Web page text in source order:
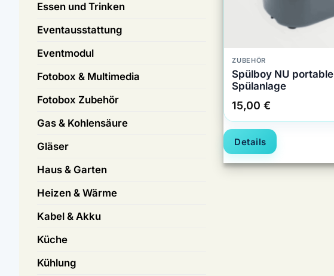
Essen und Trinken
Eventausstattung
Eventmodul
Fotobox & Multimedia
Fotobox Zubehör
Gas & Kohlensäure
Gläser
Haus & Garten
Heizen & Wärme
Kabel & Akku
Küche
Kühlung
ZUBEHÖR
Spülboy NU portable
Spülanlage
15,00€
Details